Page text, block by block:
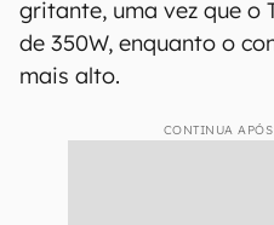
gritante, uma vez que o
de 350W, enquanto o
mais alto.
CONTINUA